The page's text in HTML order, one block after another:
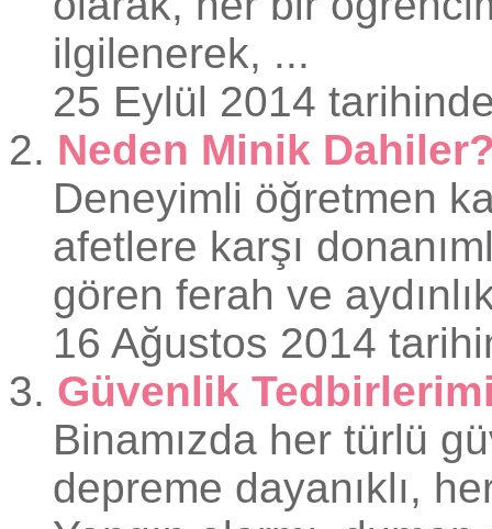
ilgilenerek, ...
25 Eylül 2014
2. Neden Minik
Deneyimli öğretmen
afetlere karşı
gören ferah ve
16 Ağustos 2014
3. Güvenlik
Binamızda her türlü
depreme dayanıklı,